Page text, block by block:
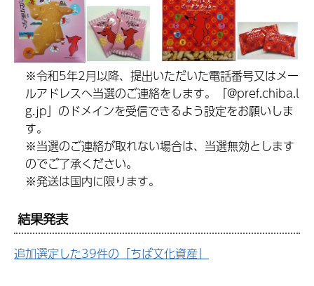
※令和5年2月以降、提出いただいた電話番号又はメー
ルアドレスへ当選のご連絡をします。「@pref.chiba.l
g.jp」のドメインを受信できるよう設定をお願いしま
す。
※当選のご連絡が取れない場合は、当選無効とします
のでご了承ください。
※発送は国内に限ります。
結果発表
追加選定した39件の「ちば文化資産」